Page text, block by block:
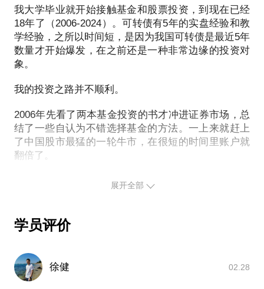
4.没能通过各种手段击败大俄，美国和北约越陷越
深，短期停战无望。
5.Y色列问题仍未彻底解决，美国在中东也未脱身。
6.小红书的爆火，让美国人的意识开始觉醒，美国舆
7.东大展示的两架六代机以及更多先进军事装备，让
8.川普上台会对盟友挥舞关税大棒，甚至觊觎他国领
土，这让美国的领导地位进一步衰落。
在这个大背景下，中国有哪些投资机会，我们如何跟
一种资产是否值得投资？如何从一开始就找准关键要
素？
-投资稳定盈利，如何提高确定性？
我大学毕业就开始接触基金和股票投资，到现在已经
18年了（2006-2024）。可转债有5年的实盘经验和教
学经验，之所以时间短，是因为我国可转债是最近5年
数量才开始爆发，在之前还是一种非常边缘的投资对
象。
我的投资之路并不顺利。
2006年先看了两本基金投资的书才冲进证券市场，总
结了一些自认为不错选择基金的方法。一上来就赶上
了中国股市最猛的一轮牛市，在很短的时间里账户就
翻倍了。
新手赚钱很容易把运气当成能力，这就要倒霉了。
去，一夜回到解放前，心态已经产生变化，负面情绪
很多。“别把运气当能力”这是我学到的第一个教训。
两年过的浑浑噩噩，每天就盯着股市过日子，其实什
么也没学到。
展开全部
学员评价
徐健 02.28